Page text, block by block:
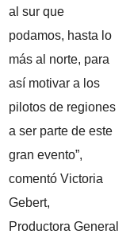
al sur que
podamos, hasta lo
más al norte, para
así motivar a los
pilotos de regiones
a ser parte de este
gran evento”,
comentó Victoria
Gebert,
Productora General